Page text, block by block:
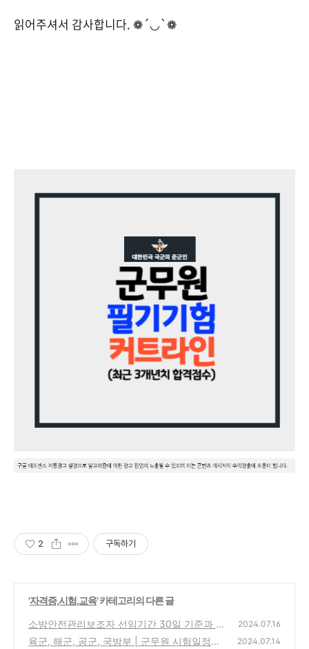
읽어주셔서 감사합니다. ❁´◡`❁
2 구독하기
'자격증,시험,교육' 카테고리의 다른 글
소방안전관리보조자 선임기간 30일 기준과 선
임인원은 몇명?(ft.아파트, 주상복합 등)
(0)
2024.07.16
육군, 해군, 공군, 국방부 | 군무원 시험일정과
2024.07.14